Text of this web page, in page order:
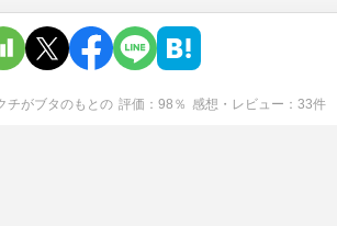
チがブタのもと の 評価 98 ％ 感想・レビュー 33件